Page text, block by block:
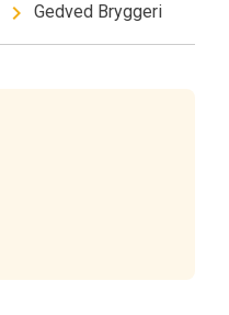
chevron_right Gedved Bryggeri